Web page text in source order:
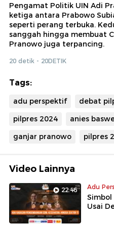
Pengamat Politik UIN Adi
ketiga antara Prabowo
seperti perang terbuka.
sanggah hingga membuat
Pranowo juga terpancing.
20 detik - 20DETIK
Tags:
adu perspektif debat
pilpres 2024
anies
ganjar pranowo
pilpres
Video Lainnya
22:46 Adu
Usai